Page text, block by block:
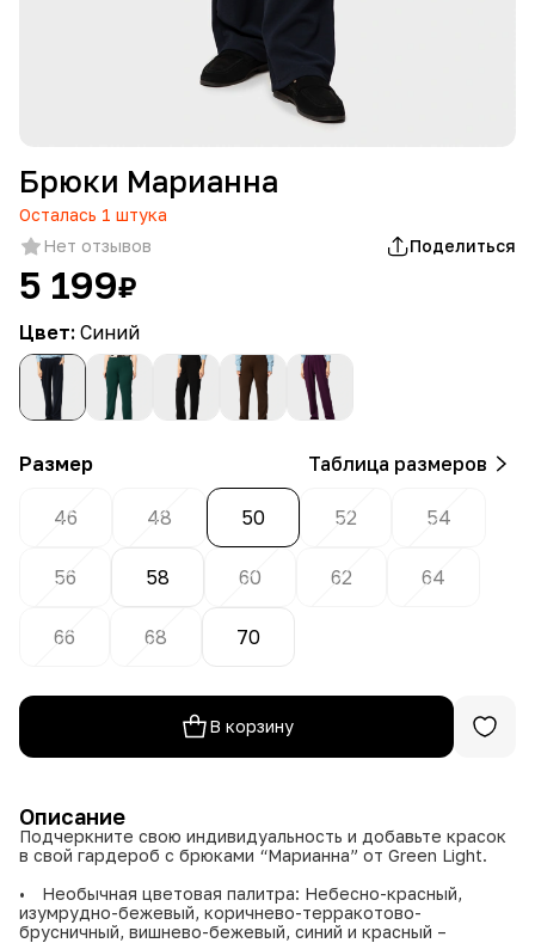
Брюки Марианна
Осталась 1 штука
Нет отзывов
Поделиться
5 199₽
Цвет: Синий
Размер Таблица размеров
46 48 50 52 54
56 58 60 62 64
66 68 70
В корзину
Описание
Подчеркните свою индивидуальность и добавьте красок
в свой гардероб с брюками “Марианна” от Green Light.
• Необычная цветовая палитра: Небесно-красный,
изумрудно-бежевый, коричнево-терракотово-
брусничный, вишнево-бежевый, синий и красный –